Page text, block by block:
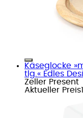
Käseglocke
tlg.« Edles
Zeller Present
Aktueller Preis